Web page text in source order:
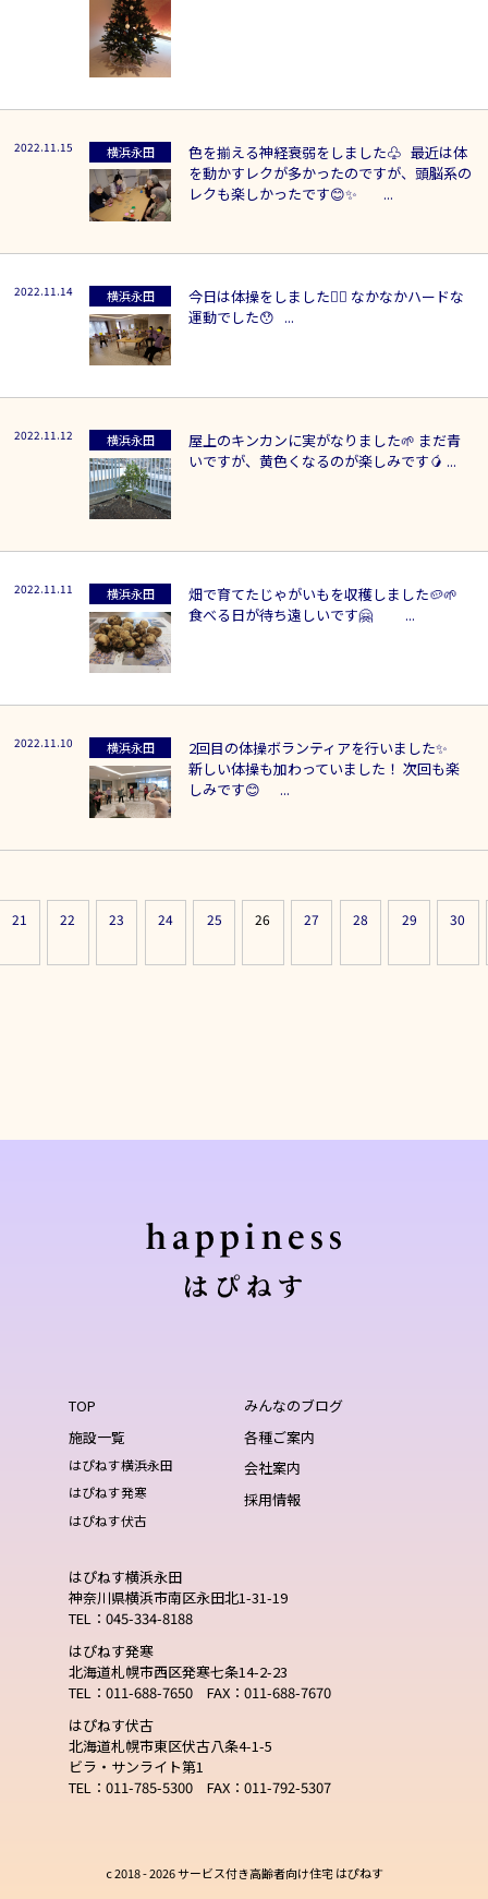
2022.11.15 横浜永田
色を揃える神経衰弱をしました♧ 最近は体
を動かすレクが多かったのですが、頭脳系の
レクも楽しかったです😊✨ ...
2022.11.14 横浜永田
今日は体操をしました🤸‍♀️ なかなかハードな
運動でした😯 ...
2022.11.12 横浜永田
屋上のキンカンに実がなりました🌱 まだ青
いですが、黄色くなるのが楽しみです🥭 ...
2022.11.11 横浜永田
畑で育てたじゃがいもを収穫しました🥔🌱
食べる日が待ち遠しいです🤗 ...
2022.11.10 横浜永田
2回目の体操ボランティアを行いました✨
新しい体操も加わっていました！ 次回も楽
しみです😊 ...
21 22 23 24 25 26 27 28 29 30
TOP
みんなのブログ
施設一覧
はぴねす横浜永田
はぴねす発寒
はぴねす伏古
各種ご案内
会社案内
採用情報
はぴねす横浜永田
神奈川県横浜市南区永田北1-31-19
TEL：045-334-8188
はぴねす発寒
北海道札幌市西区発寒七条14-2-23
TEL：011-688-7650 FAX：011-688-7670
はぴねす伏古
北海道札幌市東区伏古八条4-1-5
ビラ・サンライト第1
TEL：011-785-5300 FAX：011-792-5307
c 2018 -2026 サービス付き高齢者向け住宅 はぴねす